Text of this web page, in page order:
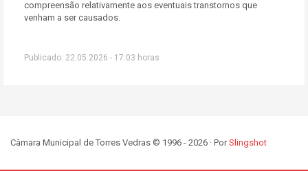
compreensão relativamente aos eventuais transtornos que
venham a ser causados.
Publicado: 22.05.2026 - 17:03 horas
Câmara Municipal de Torres Vedras © 1996 - 2026 · PorSlingshot